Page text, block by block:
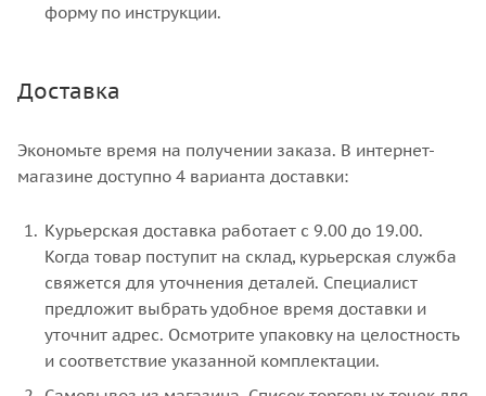
форму по инструкции.
Доставка
Экономьте время на получении заказа. В интернет-
магазине доступно 4 варианта доставки:
Курьерская доставка работает с 9.00 до 19.00.
Когда товар поступит на склад, курьерская служба
свяжется для уточнения деталей. Специалист
предложит выбрать удобное время доставки и
уточнит адрес. Осмотрите упаковку на целостность
и соответствие указанной комплектации.